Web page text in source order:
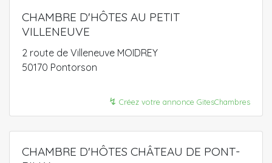
CHAMBRE D'HÔTES AU PETIT
VILLENEUVE
2 route de Villeneuve MOIDREY
50170 Pontorson
↯ Créez votre annonce GitesChambres
CHAMBRE D'HÔTES CHÂTEAU DE PONT-